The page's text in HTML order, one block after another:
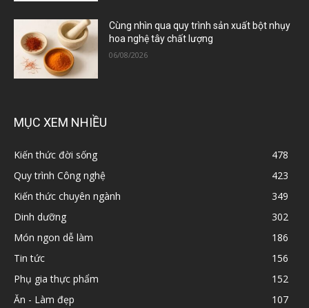
Cùng nhìn qua quy trình sản xuất bột nhụy
hoa nghệ tây chất lượng
06/08/2026
MỤC XEM NHIỀU
Kiến thức đời sống
478
Quy trình Công nghệ
423
Kiến thức chuyên ngành
349
Dinh dưỡng
302
Món ngon dễ làm
186
Tin tức
156
Phụ gia thực phẩm
152
Ăn - Làm đẹp
107